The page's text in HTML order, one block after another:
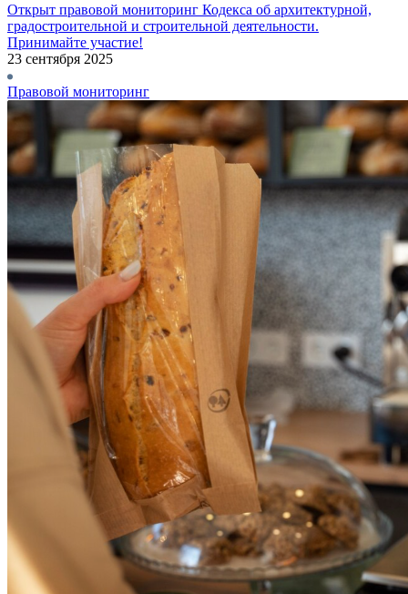
Открыт правовой мониторинг Кодекса об архитектурной,
градостроительной и строительной деятельности.
Принимайте участие!
23 сентября 2025
Правовой мониторинг